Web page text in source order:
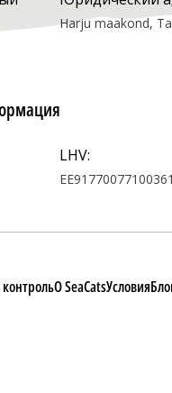
Harju maakond,
LHV:
О SeaCatsУсловия